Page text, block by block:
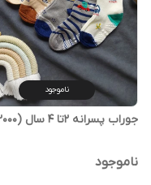
ناموجود
جوراب پسرانه ۲تا ۴ سال (182000)
ناموجود